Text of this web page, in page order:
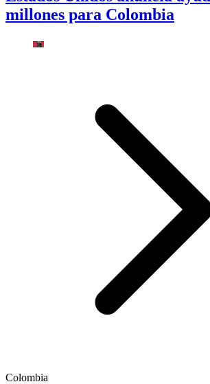
millones para Colombia
Colombia